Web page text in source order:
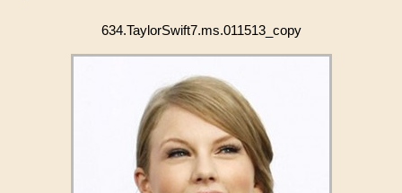
634.TaylorSwift7.ms.011513_copy